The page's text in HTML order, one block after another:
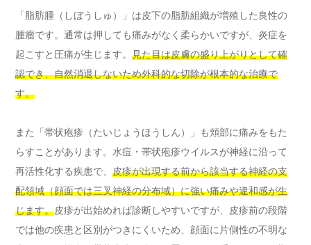
「脂肪腫（しぼうしゅ）」は皮下の脂肪組織が増殖した良性の
腫瘤です。通常は押しても痛みがなく柔らかいですが、炎症を
起こすと圧痛が生じます。 見た目は皮膚の盛り上がりとして確
認でき、自然消退しないため外科的な切除が根本的な治療で
す。
また「帯状疱疹（たいじょうほうしん）」も頬部に痛みをもた
らすことがあります。水痘・帯状疱疹ウイルスが神経に沿って
再活性化する疾患で、 皮疹が出現する前から該当する神経の支
配領域（顔面では三叉神経の分布域）に強い痛みや違和感が生
じます。皮疹が出始めれば診断しやすいですが、皮疹前の段階
では他の疾患と区別がつきにくいため、顔面に片側性の不明な